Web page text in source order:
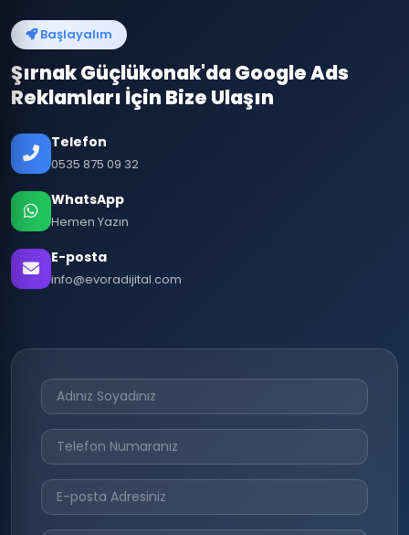
Başlayalım
Şırnak Güçlükonak'da Google Ads
Reklamları İçin Bize Ulaşın
Telefon
0535 875 09 32
WhatsApp
Hemen Yazın
E-posta
info@evoradijital.com